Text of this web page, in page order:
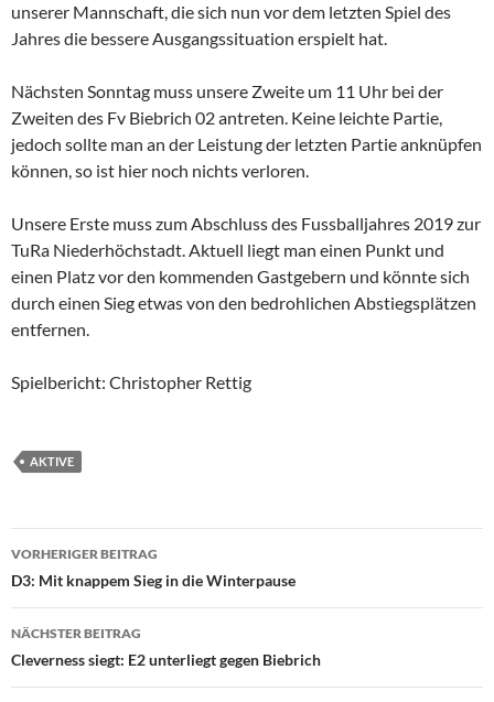
unserer Mannschaft, die sich nun vor dem letzten Spiel des
Jahres die bessere Ausgangssituation erspielt hat.
Nächsten Sonntag muss unsere Zweite um 11 Uhr bei der
Zweiten des Fv Biebrich 02 antreten. Keine leichte Partie,
jedoch sollte man an der Leistung der letzten Partie anknüpfen
können, so ist hier noch nichts verloren.
Unsere Erste muss zum Abschluss des Fussballjahres 2019 zur
TuRa Niederhöchstadt. Aktuell liegt man einen Punkt und
einen Platz vor den kommenden Gastgebern und könnte sich
durch einen Sieg etwas von den bedrohlichen Abstiegsplätzen
entfernen.
Spielbericht: Christopher Rettig
AKTIVE
Beitragsnavigation
VORHERIGER BEITRAG
D3: Mit knappem Sieg in die Winterpause
NÄCHSTER BEITRAG
Cleverness siegt: E2 unterliegt gegen Biebrich